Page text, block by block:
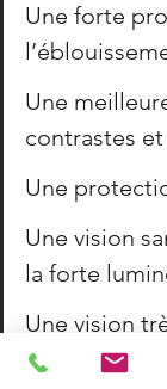
Une forte
Une
contrastes
Une
Une vision
la forte
Une vision
cas de